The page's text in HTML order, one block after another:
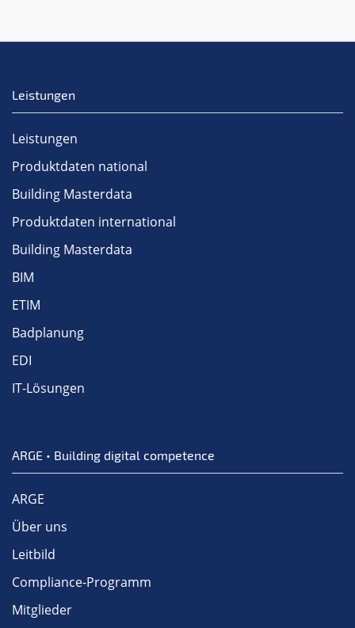
Leistungen
Leistungen
Produktdaten national
Building Masterdata
Produktdaten international
Building Masterdata
BIM
ETIM
Badplanung
EDI
IT-Lösungen
ARGE • Building digital competence
ARGE
Über uns
Leitbild
Compliance-Programm
Mitglieder